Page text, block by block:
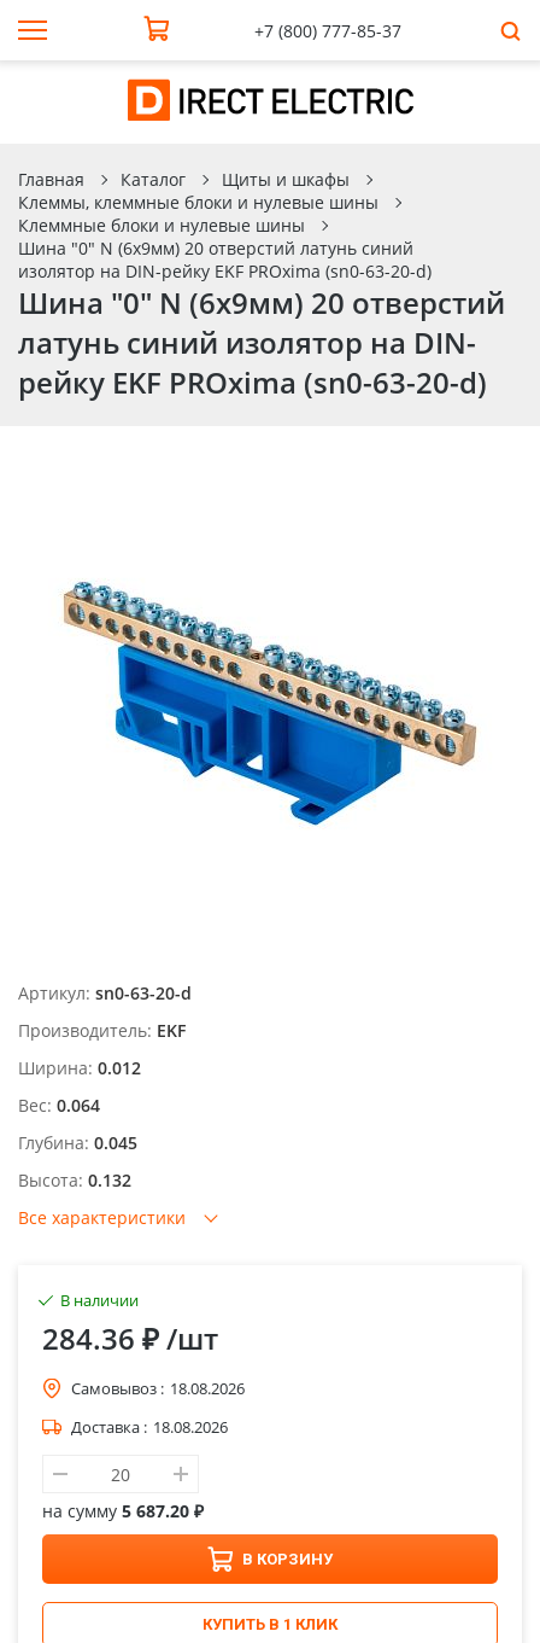
+7 (800) 777-85-37
Главная Каталог
Щиты и шкафы
Клеммы, клеммные блоки и нулевые шины
Клеммные блоки и нулевые шины
Шина "0" N (6х9мм) 20 отверстий латунь синий
изолятор на DIN-рейку EKF PROxima (sn0-63-20-d)
Шина "0" N (6х9мм) 20 отверстий
латунь синий изолятор на DIN-
рейку EKF PROxima (sn0-63-20-d)
Артикул: sn0-63-20-d
Производитель: EKF
Ширина: 0.012
Вес: 0.064
Глубина: 0.045
Высота: 0.132
Все характеристики
В наличии
284.36 ₽/шт
Самовывоз : 18.08.2026
Доставка : 18.08.2026
на сумму 5 687.20 ₽
В КОРЗИНУ
КУПИТЬ В 1 КЛИК